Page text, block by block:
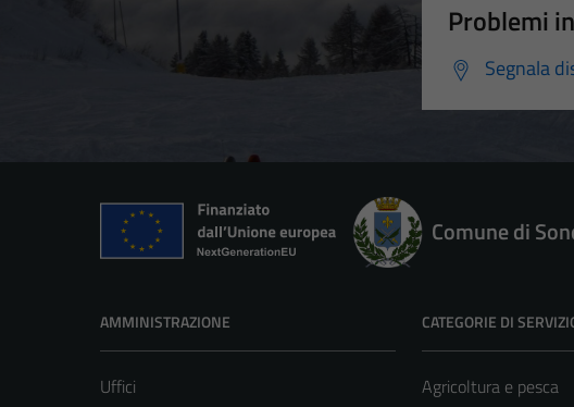
Problemi
Segnala
Comune di
AMMINISTRAZIONE
Uffici
CATEGORIE DI
Agricoltura e pesca